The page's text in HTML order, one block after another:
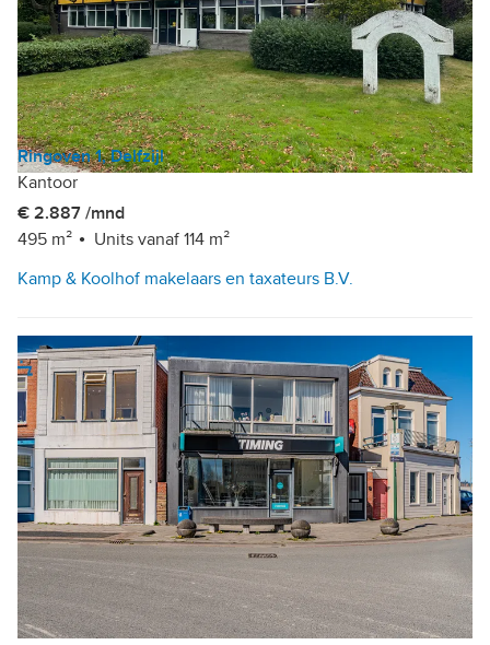
Ringoven 1, Delfzijl
Kantoor
€ 2.887 /mnd
495 m²
Units vanaf 114 m²
Kamp & Koolhof makelaars en taxateurs B.V.